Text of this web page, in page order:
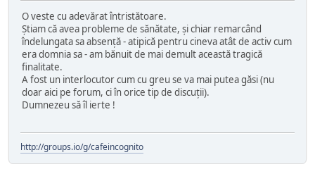
O veste cu adevărat întristătoare.
Știam că avea probleme de sănătate, și chiar remarcând
îndelungata sa absență - atipică pentru cineva atât de activ cum
era domnia sa - am bănuit de mai demult această tragică
finalitate.
A fost un interlocutor cum cu greu se va mai putea găsi (nu
doar aici pe forum, ci în orice tip de discuții).
Dumnezeu să îl ierte !
http://groups.io/g/cafeincognito